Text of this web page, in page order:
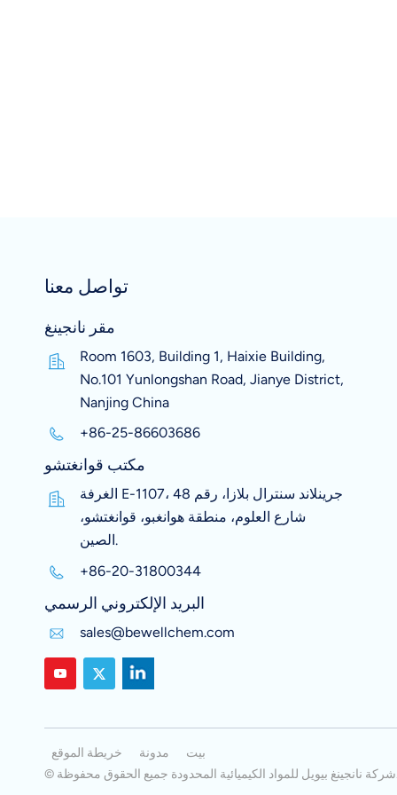
تواصل معنا
مقر نانجينغ
Room 1603, Building 1, Haixie Building,
No.101 Yunlongshan Road, Jianye District,
Nanjing China
+86-25-86603686
مكتب قوانغتشو
الغرفة E-1107، جرينلاند سنترال بلازا، رقم 48
شارع العلوم، منطقة هوانغبو، قوانغتشو،
الصين.
+86-20-31800344
البريد الإلكتروني الرسمي
sales@bewellchem.com
بيت مدونة
خريطة الموقع